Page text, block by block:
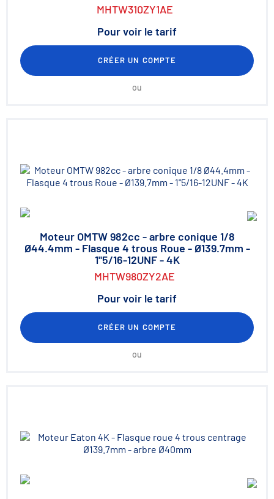
MHTW310ZY1AE
Pour voir le tarif
CRÉER UN COMPTE
ou
Moteur OMTW 982cc - arbre conique 1/8
Ø44.4mm - Flasque 4 trous Roue - Ø139.7mm -
1"5/16-12UNF - 4K
MHTW980ZY2AE
Pour voir le tarif
CRÉER UN COMPTE
ou